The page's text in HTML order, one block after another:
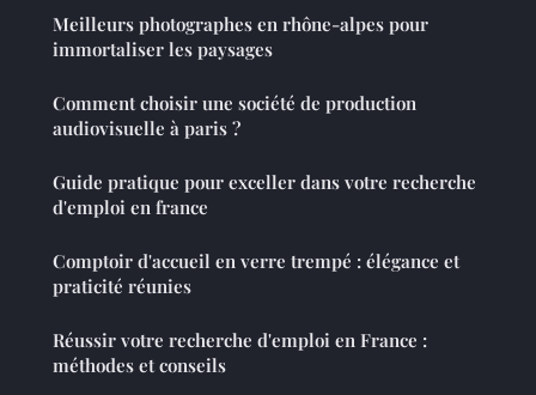
Meilleurs photographes en rhône-alpes pour
immortaliser les paysages
Comment choisir une société de production
audiovisuelle à paris ?
Guide pratique pour exceller dans votre recherche
d'emploi en france
Comptoir d'accueil en verre trempé : élégance et
praticité réunies
Réussir votre recherche d'emploi en France :
méthodes et conseils